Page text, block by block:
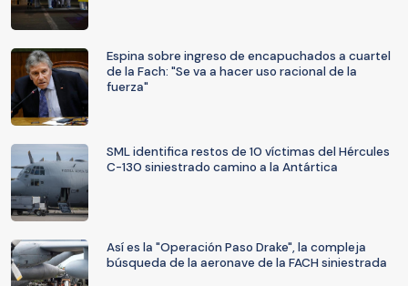
Espina sobre ingreso de encapuchados a cuartel
de la Fach: "Se va a hacer uso racional de la
fuerza"
SML identifica restos de 10 víctimas del Hércules
C-130 siniestrado camino a la Antártica
Así es la "Operación Paso Drake", la compleja
búsqueda de la aeronave de la FACH siniestrada